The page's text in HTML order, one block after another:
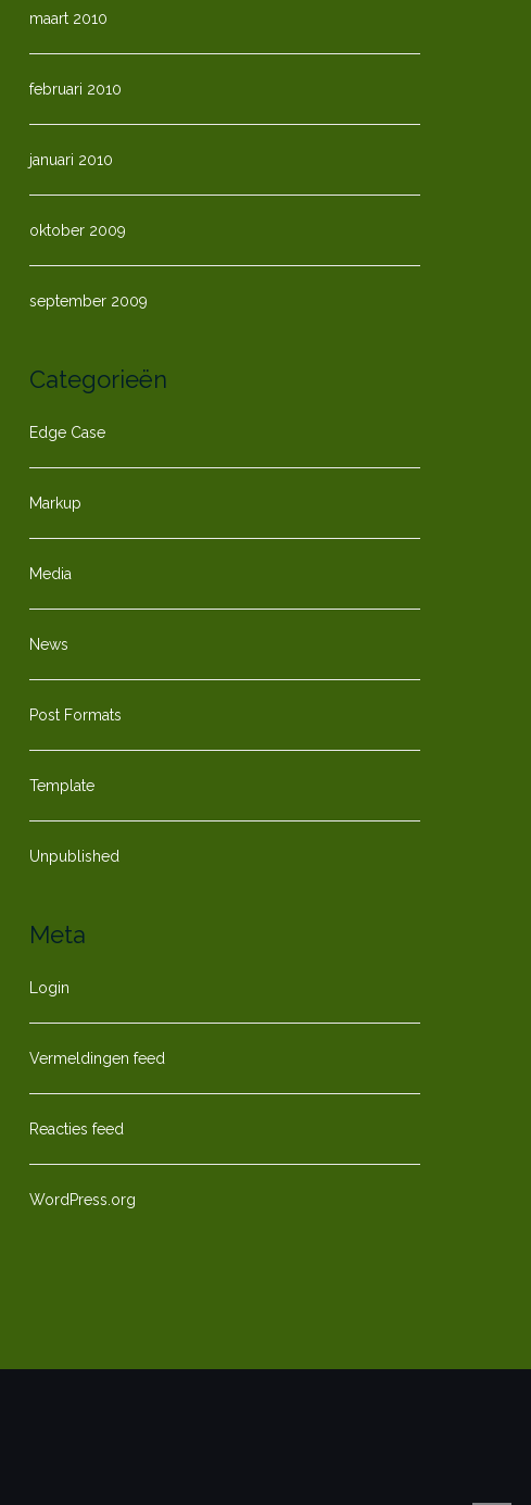
maart 2010
februari 2010
januari 2010
oktober 2009
september 2009
Categorieën
Edge Case
Markup
Media
News
Post Formats
Template
Unpublished
Meta
Login
Vermeldingen feed
Reacties feed
WordPress.org